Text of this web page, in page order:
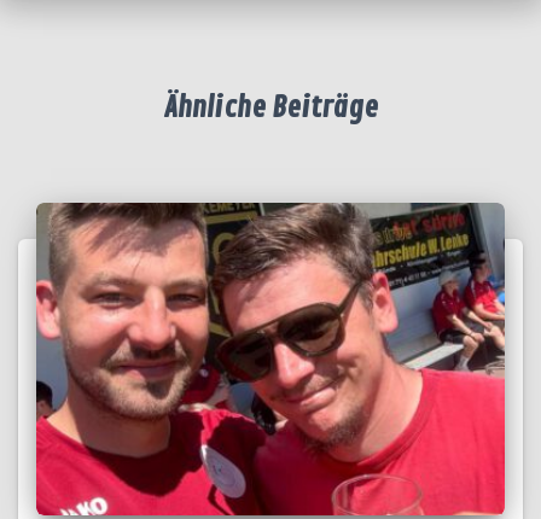
Ähnliche Beiträge